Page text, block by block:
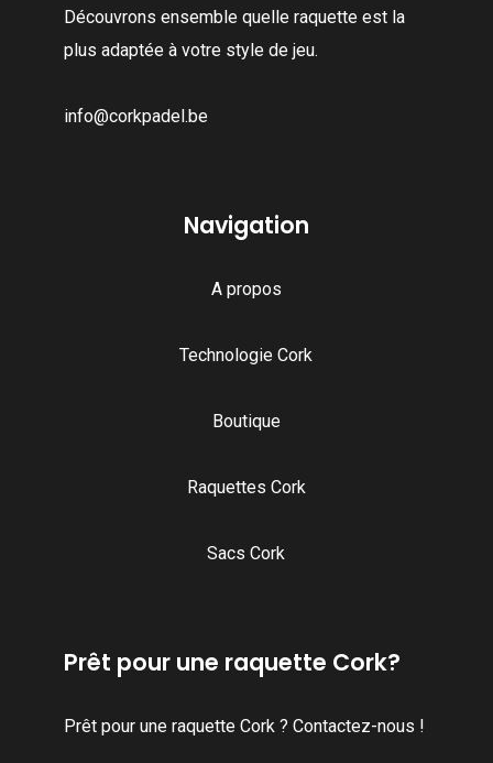
Découvrons ensemble quelle raquette est la
plus adaptée à votre style de jeu.
info@corkpadel.be
Navigation
A propos
Technologie Cork
Boutique
Raquettes Cork
Sacs Cork
Prêt pour une raquette Cork?
Prêt pour une raquette Cork ? Contactez-nous !